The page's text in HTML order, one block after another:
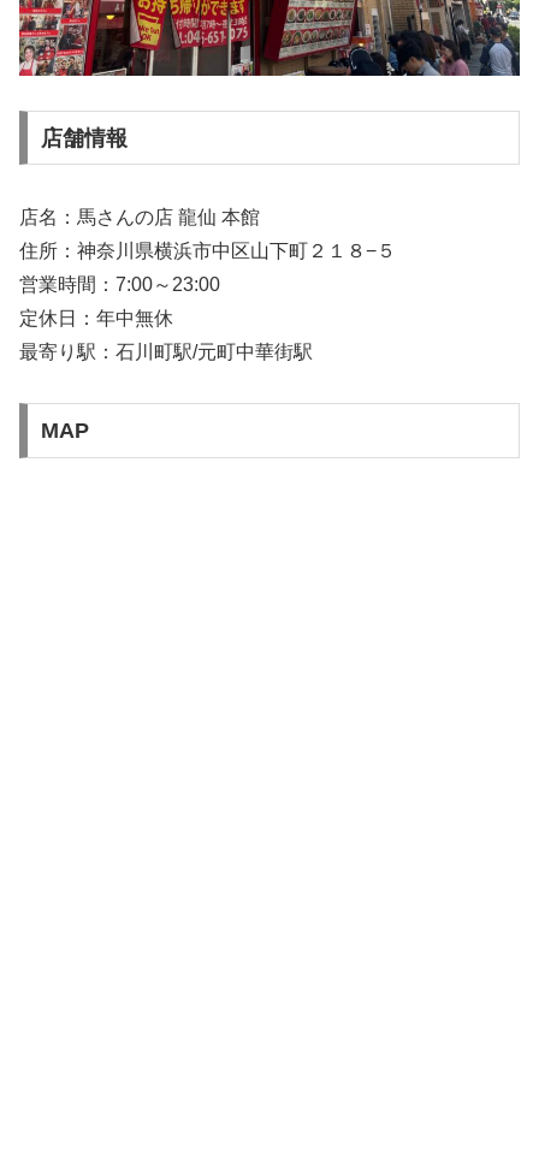
店舗情報
店名：馬さんの店 龍仙 本館
住所：神奈川県横浜市中区山下町２１８−５
営業時間：7:00～23:00
定休日：年中無休
最寄り駅：石川町駅/元町中華街駅
MAP